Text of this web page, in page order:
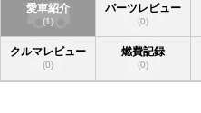
愛車紹介
(1)
パーツレビュー
(0)
クルマレビュー
(0)
燃費記録
(0)